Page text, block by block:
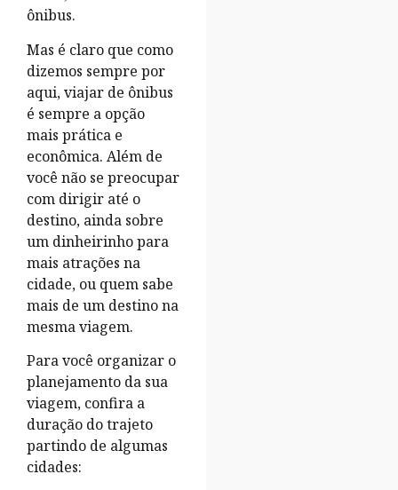
ônibus.
Mas é claro que como
dizemos sempre por
aqui, viajar de ônibus
é sempre a opção
mais prática e
econômica. Além de
você não se preocupar
com dirigir até o
destino, ainda sobre
um dinheirinho para
mais atrações na
cidade, ou quem sabe
mais de um destino na
mesma viagem.
Para você organizar o
planejamento da sua
viagem, confira a
duração do trajeto
partindo de algumas
cidades: